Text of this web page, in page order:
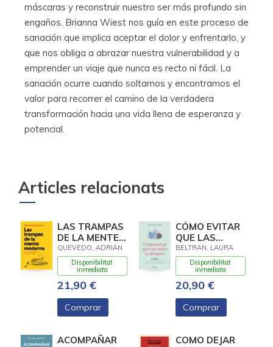
máscaras y reconstruir nuestro ser más profundo sin
engaños. Brianna Wiest nos guía en este proceso de
sanación que implica aceptar el dolor y enfrentarlo, y
que nos obliga a abrazar nuestra vulnerabilidad y a
emprender un viaje que nunca es recto ni fácil. La
sanación ocurre cuando soltamos y encontramos el
valor para recorrer el camino de la verdadera
transformación hacia una vida llena de esperanza y
potencial.
Articles relacionats
LAS TRAMPAS
DE LA MENTE
MODERNA
QUEVEDO, ADRIÁN
Disponibilitat
inmediata
21,90 €
Comprar
CÓMO EVITAR
QUE LAS
REDES TE
ATRAPEN
BELTRAN, LAURA
Disponibilitat
inmediata
20,90 €
Comprar
ACOMPAÑAR
COMO DEJAR